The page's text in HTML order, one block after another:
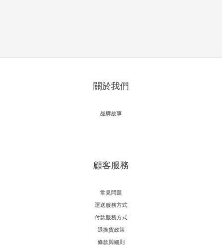
關於我們
品牌故事
顧客服務
常見問題
運送服務方式
付款服務方式
退換貨政策
條款與細則